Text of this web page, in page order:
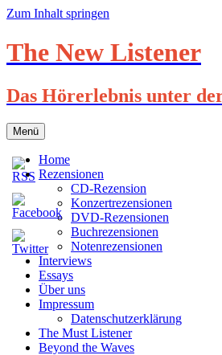
Zum Inhalt springen
The New Listener
Das Hörerlebnis unter
Menü
Home
Rezensionen
CD-Rezension
Konzertrezensionen
DVD-Rezensionen
Buchrezensionen
Notenrezensionen
Interviews
Essays
Über uns
Impressum
Datenschutzerklärung
The Must Listener
Beyond the Waves